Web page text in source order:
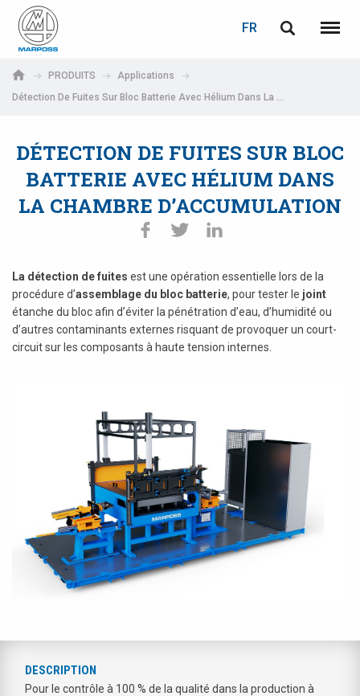
S.p.A.
FR
Menu
PRODUITS
Applications
Détection De Fuites Sur Bloc Batterie Avec Hélium Dans La Chambre D’Accumulation
DÉTECTION DE FUITES SUR BLOC
BATTERIE AVEC HÉLIUM DANS
LA CHAMBRE D’ACCUMULATION
La détection de fuites est une opération essentielle lors de la
procédure d’assemblage du bloc batterie, pour tester le joint
étanche du bloc afin d’éviter la pénétration d’eau, d’humidité ou
d’autres contaminants externes risquant de provoquer un court-
circuit sur les composants à haute tension internes.
DESCRIPTION
Pour le contrôle à 100 % de la qualité dans la production à
Deutsch
Français
Español
日本語 (Japanese)
한국어 (Korean)
LOGIN
Adresse électronique
If you are not yet registered, you may do it now: it is free!
Click here!